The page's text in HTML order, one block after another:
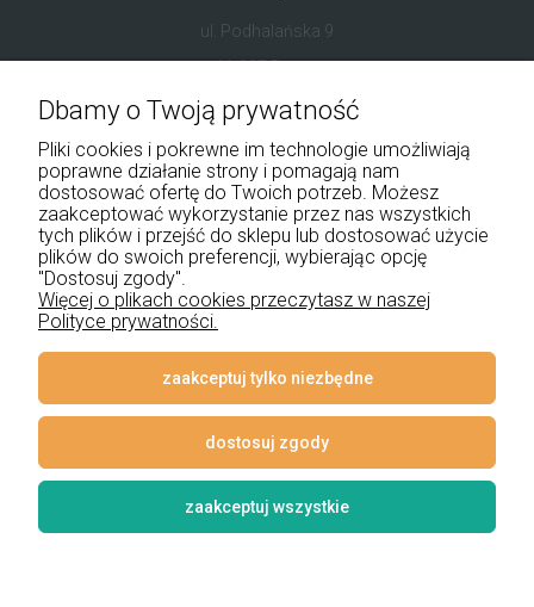
ul. Podhalańska 9
41-907 Bytom
+48 534 555 344
sklep@noxbox.pl
Pomoc
Płatności i dostawa
Informacje
Dbamy o Twoją prywatność
Pliki cookies i pokrewne im technologie umożliwiają
poprawne działanie strony i pomagają nam
dostosować ofertę do Twoich potrzeb. Możesz
zaakceptować wykorzystanie przez nas wszystkich
tych plików i przejść do sklepu lub dostosować użycie
plików do swoich preferencji, wybierając opcję
"Dostosuj zgody".
Więcej o plikach cookies przeczytasz w naszej
Polityce prywatności.
zaakceptuj tylko niezbędne
dostosuj zgody
zaakceptuj wszystkie